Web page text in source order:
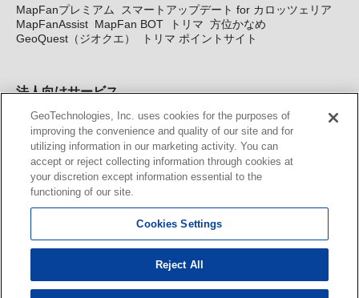
MapFanプレミアム
スマートアップデート for カロッツェリア
MapFanAssist MapFan BOT トリマ 方位かなめ
GeoQuest（ジオクエ）
トリマ ポイントサイト
法人向けサービス
法人向け地図・位置情報サービス WEBサイト・システム向け地
図API Windows PC向け地図開発キット MapFan DB 住所確認
サービス
MAP WORLD+ トリマ広告 Geo-Research
カーナビ地図更新サービス
MapFan スマートメンバーズ カロッツェリア地図割プラス
KENWOOD MapFan Club
GeoTechnologies, Inc. uses cookies for the purposes of
improving the convenience and quality of our site and for
utilizing information in our marketing activity. You can
accept or reject collecting information through cookies at
your discretion except information essential to the
functioning of our site.
Cookies Settings
Reject All